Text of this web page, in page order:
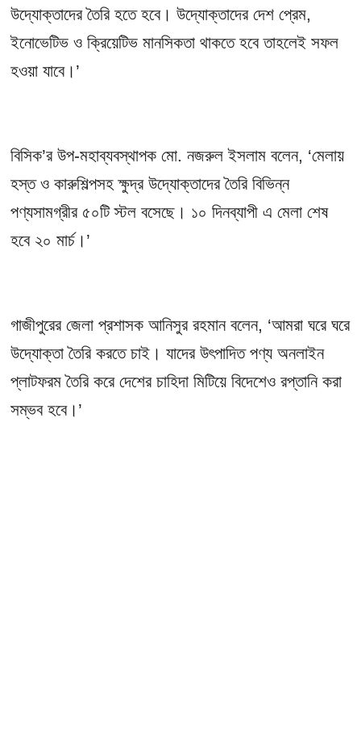
উদ্যোক্তাদের তৈরি হতে হবে। উদ্যোক্তাদের দেশ প্রেম,
ইনোভেটিভ ও ক্রিয়েটিভ মানসিকতা থাকতে হবে তাহলেই সফল
হওয়া যাবে।’
বিসিক’র উপ-মহাব্যবস্থাপক মো. নজরুল ইসলাম বলেন, ‘মেলায়
হস্ত ও কারুশিল্পসহ ক্ষুদ্র উদ্যোক্তাদের তৈরি বিভিন্ন
পণ্যসামগ্রীর ৫০টি স্টল বসেছে। ১০ দিনব্যাপী এ মেলা শেষ
হবে ২০ মার্চ।’
গাজীপুরের জেলা প্রশাসক আনিসুর রহমান বলেন, ‘আমরা ঘরে ঘরে
উদ্যোক্তা তৈরি করতে চাই। যাদের উৎপাদিত পণ্যঅনলাইন
প্লাটফরমতৈরি করে দেশের চাহিদা মিটিয়ে বিদেশেও রপ্তানি করা
সম্ভব হবে।’